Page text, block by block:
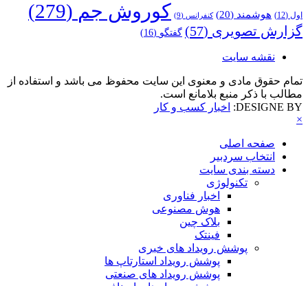
اول (12) هوشمند (20) کنفرانس (9) کوروش جم (279)
گزارش تصویری (57) گفتگو (16)
نقشه سایت
تمام حقوق مادی و معنوی این سایت محفوظ می باشد و استفاده از
مطالب با ذکر منبع بلامانع است.
DESIGNE BY:
اخبار کسب و کار
×
صفحه اصلی
انتخاب سردبیر
دسته بندی سایت
تکنولوژی
اخبار فناوری
هوش مصنوعی
بلاک چین
فینتک
پوشش رویداد های خبری
پوشش رویداد استارتاپ ها
پوشش رویداد های صنعتی